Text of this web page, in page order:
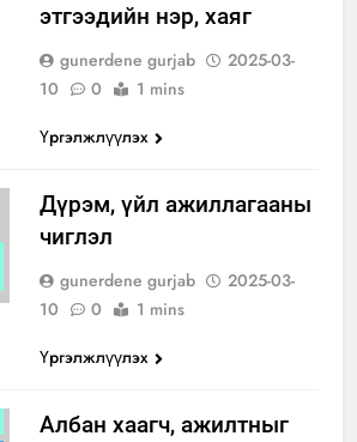
этгээдийн нэр, хаяг
gunerdene gurjab
2025-03-
10
0
1 mins
Үргэлжлүүлэх
Дүрэм, үйл ажиллагааны
чиглэл
gunerdene gurjab
2025-03-
10
0
1 mins
Үргэлжлүүлэх
Албан хаагч, ажилтныг